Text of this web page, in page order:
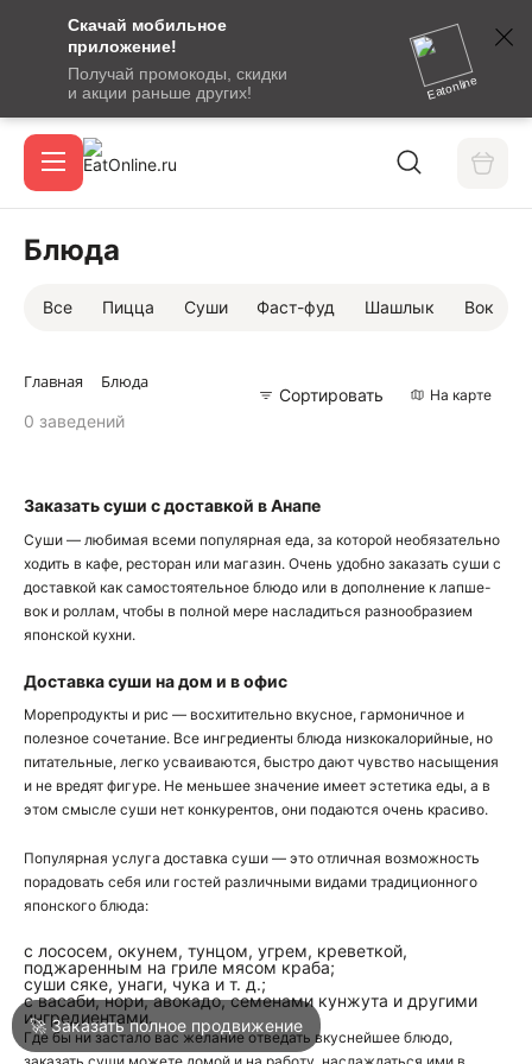
Скачай мобильное
приложение!
Получай промокоды, скидки
и акции раньше других!
Eatonline
сообщение
кодом
подтверждения
Акции
ГородКлин
Написать в техподдержку
Блюда
Все Пицца Суши Фаст-фуд Шашлык Вок
Главная Блюда
0 заведений
Сортировать На карте
Заказать суши с доставкой в Анапе
Суши — любимая всеми популярная еда, за которой необязательно
ходить в кафе, ресторан или магазин. Очень удобно заказать суши с
доставкой как самостоятельное блюдо или в дополнение к лапше-
вок и роллам, чтобы в полной мере насладиться разнообразием
японской кухни.
Доставка суши на дом и в офис
Морепродукты и рис — восхитительно вкусное, гармоничное и
полезное сочетание. Все ингредиенты блюда низкокалорийные, но
питательные, легко усваиваются, быстро дают чувство насыщения
и не вредят фигуре. Не меньшее значение имеет эстетика еды, а в
этом смысле суши нет конкурентов, они подаются очень красиво.
Популярная услуга доставка суши — это отличная возможность
порадовать себя или гостей различными видами традиционного
японского блюда:
с лососем, окунем, тунцом, угрем, креветкой,
поджаренным на гриле мясом краба;
суши сяке, унаги, чука и т. д.;
с васаби, нори, авокадо, семенами кунжута и другими
ингредиентами.
Где бы ни застало вас желание отведать вкуснейшее блюдо,
🚀 Заказать полное продвижение